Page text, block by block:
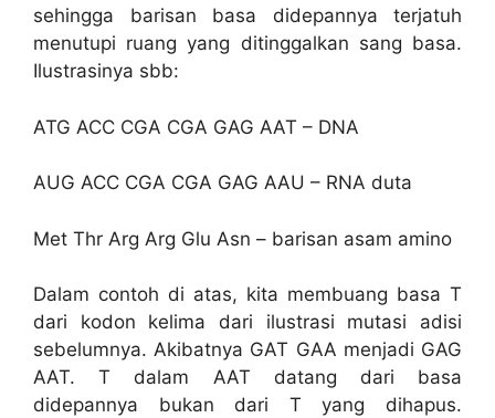
sehingga barisan basa didepannya terjatuh
menutupi ruang yang ditinggalkan sang basa.
Ilustrasinya sbb:
ATG ACC CGA CGA GAG AAT – DNA
AUG ACC CGA CGA GAG AAU – RNA duta
Met Thr Arg Arg Glu Asn – barisan asam amino
Dalam contoh di atas, kita membuang basa T
dari kodon kelima dari ilustrasi mutasi adisi
sebelumnya. Akibatnya GAT GAA menjadi GAG
AAT. T dalam AAT datang dari basa
didepannya bukan dari T yang dihapus.